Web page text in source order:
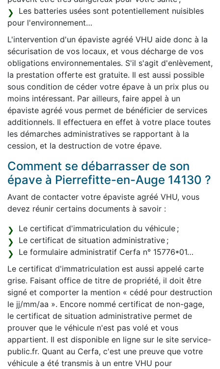
Les batteries usées sont potentiellement nuisibles
pour l'environnement…
L'intervention d'un épaviste agréé VHU aide donc à la
sécurisation de vos locaux, et vous décharge de vos
obligations environnementales. S'il s'agit d'enlèvement,
la prestation offerte est gratuite. Il est aussi possible
sous condition de céder votre épave à un prix plus ou
moins intéressant. Par ailleurs, faire appel à un
épaviste agréé vous permet de bénéficier de services
additionnels. Il effectuera en effet à votre place toutes
les démarches administratives se rapportant à la
cession, et la destruction de votre épave.
Comment se débarrasser de son
épave à Pierrefitte-en-Auge 14130 ?
Avant de contacter votre épaviste agréé VHU, vous
devez réunir certains documents à savoir :
Le certificat d'immatriculation du véhicule ;
Le certificat de situation administrative ;
Le formulaire administratif Cerfa n° 15776*01…
Le certificat d'immatriculation est aussi appelé carte
grise. Faisant office de titre de propriété, il doit être
signé et comporter la mention « cédé pour destruction
le jj/mm/aa ». Encore nommé certificat de non-gage,
le certificat de situation administrative permet de
prouver que le véhicule n'est pas volé et vous
appartient. Il est disponible en ligne sur le site service-
public.fr. Quant au Cerfa, c'est une preuve que votre
véhicule a été transmis à un entre VHU pour